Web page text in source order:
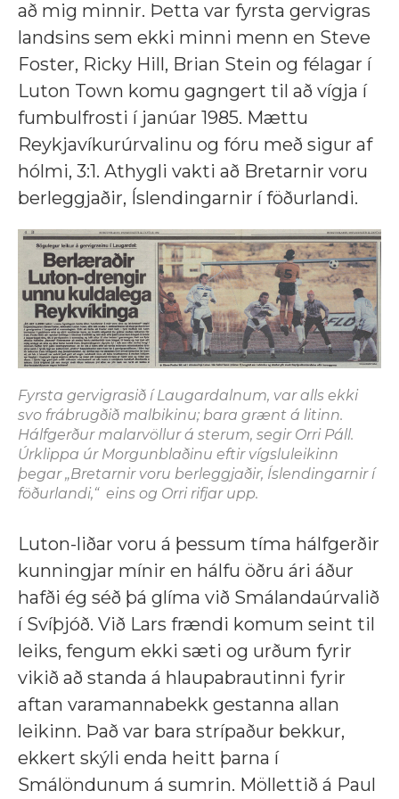
að mig minnir. Þetta var fyrsta gervigras
landsins sem ekki minni menn en Steve
Foster, Ricky Hill, Brian Stein og félagar í
Luton Town komu gagngert til að vígja í
fumbulfrosti í janúar 1985. Mættu
Reykjavíkurúrvalinu og fóru með sigur af
hólmi, 3:1. Athygli vakti að Bretarnir voru
berleggjaðir, Íslendingarnir í föðurlandi.
Fyrsta gervigrasið í Laugardalnum, var alls ekki
svo frábrugðið malbikinu; bara grænt á litinn.
Hálfgerður malarvöllur á sterum, segir Orri Páll.
Úrklippa úr Morgunblaðinu eftir vígsluleikinn
þegar „Bretarnir voru berleggjaðir, Íslendingarnir í
föðurlandi,“ eins og Orri rifjar upp.
Luton-liðar voru á þessum tíma hálfgerðir
kunningjar mínir en hálfu öðru ári áður
hafði ég séð þá glíma við Smálandaúrvalið
í Svíþjóð. Við Lars frændi komum seint til
leiks, fengum ekki sæti og urðum fyrir
vikið að standa á hlaupabrautinni fyrir
aftan varamannabekk gestanna allan
leikinn. Það var bara strípaður bekkur,
ekkert skýli enda heitt þarna í
Smálöndunum á sumrin. Möllettið á Paul